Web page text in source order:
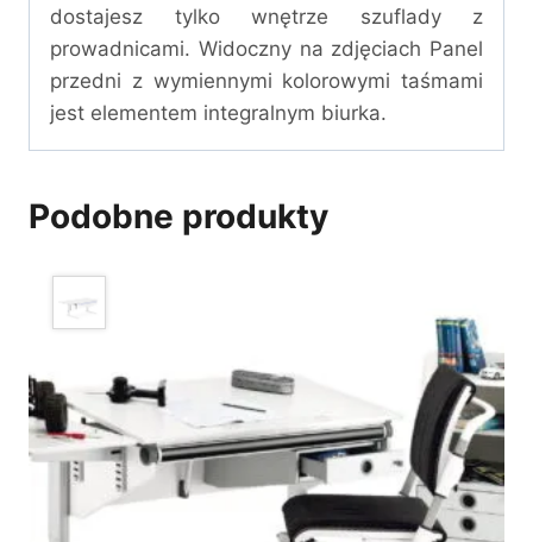
dostajesz tylko wnętrze szuflady z
prowadnicami. Widoczny na zdjęciach Panel
przedni z wymiennymi kolorowymi taśmami
jest elementem integralnym biurka.
Podobne produkty